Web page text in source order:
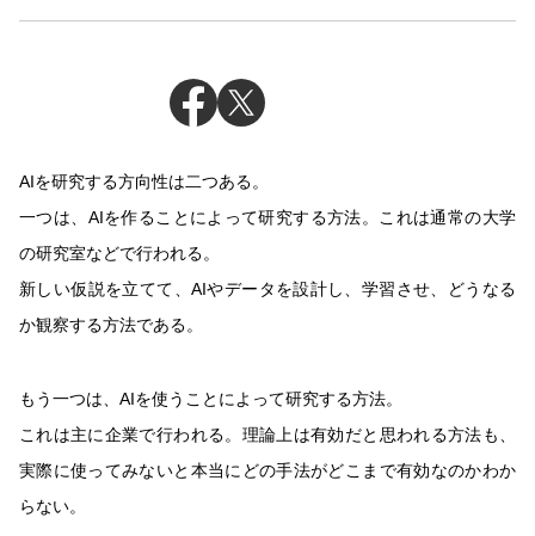
AIを研究する方向性は二つある。
一つは、AIを作ることによって研究する方法。これは通常の大学
の研究室などで行われる。
新しい仮説を立てて、AIやデータを設計し、学習させ、どうなる
か観察する方法である。
もう一つは、AIを使うことによって研究する方法。
これは主に企業で行われる。理論上は有効だと思われる方法も、
実際に使ってみないと本当にどの手法がどこまで有効なのかわか
らない。